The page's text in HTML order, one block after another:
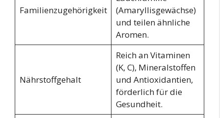
Familienzugehörigkeit
(Amaryllisgewächse)
und teilen ähnliche
Aromen.
Nährstoffgehalt
Reich an Vitaminen
(K, C), Mineralstoffen
und Antioxidantien,
förderlich für die
Gesundheit.